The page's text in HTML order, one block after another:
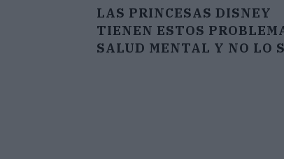
LAS PRINCESAS DISNEY
TIENEN ESTOS
SALUD MENTAL Y NO LO